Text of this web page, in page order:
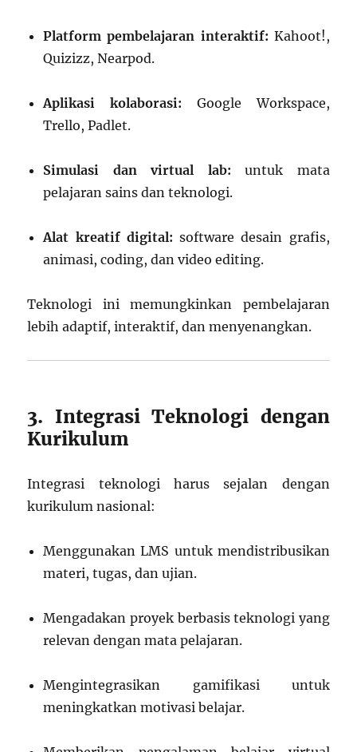
Platform pembelajaran interaktif: Kahoot!,
Quizizz, Nearpod.
Aplikasi kolaborasi: Google Workspace,
Trello, Padlet.
Simulasi dan virtual lab: untuk mata
pelajaran sains dan teknologi.
Alat kreatif digital: software desain grafis,
animasi, coding, dan video editing.
Teknologi ini memungkinkan pembelajaran
lebih adaptif, interaktif, dan menyenangkan.
3. Integrasi Teknologi dengan
Kurikulum
Integrasi teknologi harus sejalan dengan
kurikulum nasional:
Menggunakan LMS untuk mendistribusikan
materi, tugas, dan ujian.
Mengadakan proyek berbasis teknologi yang
relevan dengan mata pelajaran.
Mengintegrasikan gamifikasi untuk
meningkatkan motivasi belajar.